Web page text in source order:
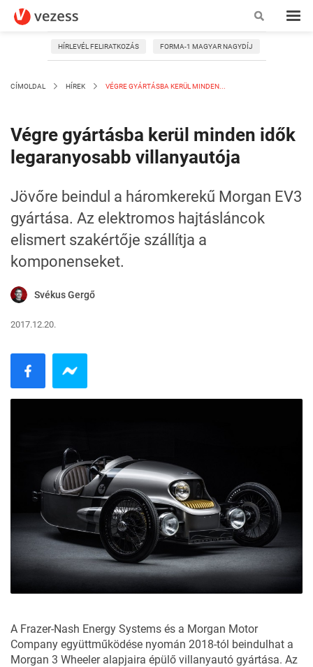
HÍRLEVÉL FELIRATKOZÁS FORMA-1 MAGYAR NAGYDÍJ
CÍMOLDAL HÍREK VÉGRE GYÁRTÁSBA KERÜL MINDEN...
Végre gyártásba kerül minden idők
legaranyosabb villanyautója
Jövőre beindul a háromkerekű Morgan EV3
gyártása. Az elektromos hajtásláncok
elismert szakértője szállítja a
komponenseket.
Svékus Gergő
2017.12.20.
A Frazer-Nash Energy Systems és a Morgan Motor
Company együttműködése nyomán 2018-tól beindulhat a
Morgan 3 Wheeler alapjaira épülő villanyautó gyártása. Az